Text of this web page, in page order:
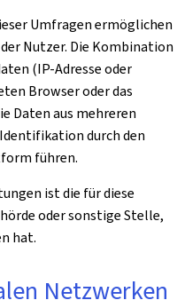
Umfragen ermöglichen
Nutzer. Die Kombination
(IP-Adresse oder
Browser oder das
Daten aus mehreren
durch den
führen.
ist die für diese
oder sonstige Stelle,
hat.
Netzwerken